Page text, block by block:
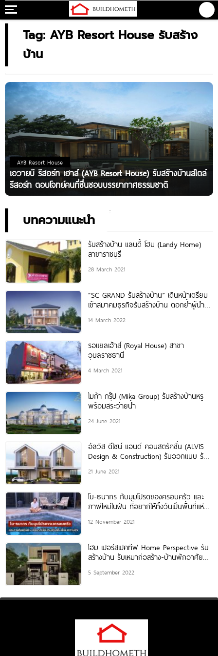
Tag: AYB Resort House รับสร้าง
บ้าน
AYB Resort House
เอวายบี รีสอร์ท เฮาส์ (AYB Resort House) รับสร้างบ้านสไตล์
รีสอร์ท ตอบโจทย์คนที่ชื่นชอบบรรยากาศธรรมชาติ
บทความแนะนำ
รับสร้างบ้าน แลนดี้ โฮม (Landy Home)
สาขาราชบุรี
28 March 2021
“SC GRAND รับสร้างบ้าน” เดินหน้าเตรียม
เข้าสมาคมธุรกิจรับสร้างบ้าน ตอกย้ำผู้นำ
แบรนด์โตเท่ารุ่นพี่ในเครือฯ ภายใน 3
14 March 2022
รอแยลเฮ้าส์ (Royal House) สาขา
อุบลราชธานี
4 March 2021
ไมก้า กรุ๊ป (Mika Group) รับสร้างบ้านหรู
พร้อมสระว่ายน้ำ
24 June 2021
อัลวิส ดีไซน์ แอนด์ คอนสตรัคชั่น (ALVIS
Design & Construction) รับออกแบบ รับ
21 June 2021
โบ-ธนากร กับมุมโปรดของครอบครัว และ
ภาพใหม่ในฝัน ที่อยากให้ทั้งวันเป็นพื้นที่แห่ง
12 November 2021
โฮม เปอร์สเปคทีฟ Home Perspective รับ
สร้างบ้าน รับเหมาก่อสร้าง-บ้านพักอาศัยทุก
5 September 2022